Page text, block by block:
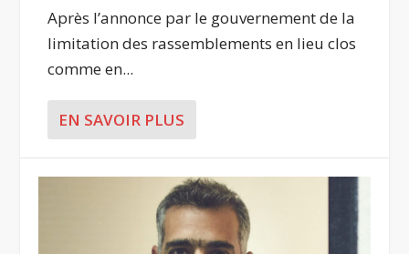
Après l’annonce par le gouvernement de la
limitation des rassemblements en lieu clos
comme en...
EN SAVOIR PLUS